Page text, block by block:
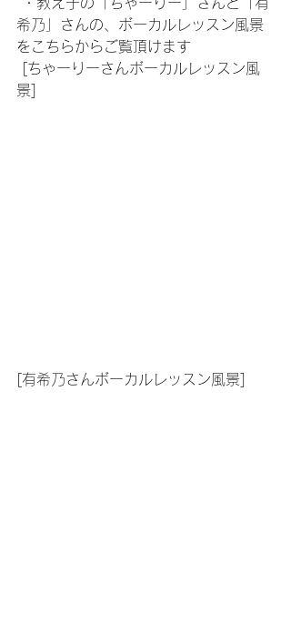
希乃」さんの、ボーカルレッスン風景
をこちらからご覧頂けます
景]
[有希乃さんボーカルレッスン風景]